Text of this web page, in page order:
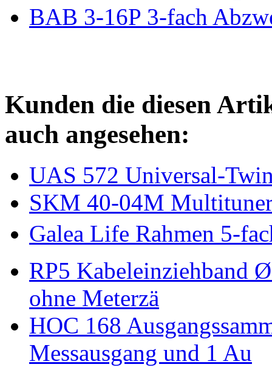
BAB 3-16P 3-fach
Kunden die diesen
auch angesehen:
UAS 572 Universal-
SKM 40-04M
Galea Life Rahmen 5-
RP5 Kabeleinziehband
ohne Meterzä
HOC 168
Messausgang und 1 Au